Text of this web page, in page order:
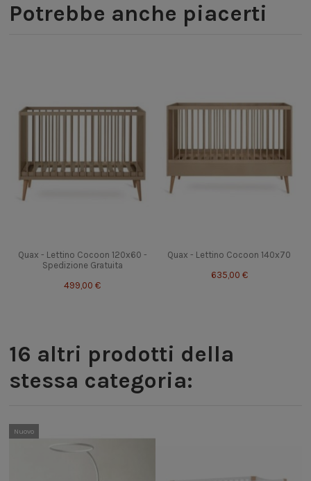
Potrebbe anche piacerti
Quax - Lettino Cocoon 120x60 -
Spedizione Gratuita
499,00 €
Quax - Lettino Cocoon 140x70
635,00 €
16 altri prodotti della
stessa categoria:
Nuovo